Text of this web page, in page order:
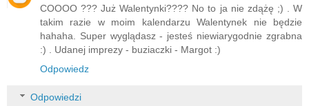
COOOO ??? Już Walentynki???? No to ja nie zdążę ;) . W
takim razie w moim kalendarzu Walentynek nie będzie
hahaha. Super wyglądasz - jesteś niewiarygodnie zgrabna
:) . Udanej imprezy - buziaczki - Margot :)
Odpowiedz
Odpowiedzi